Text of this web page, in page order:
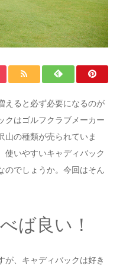
えると必ず必要になるのが
クはゴルフクラブメーカー
山の種類が売られていま
使いやすいキャディバック
のでしょうか。今回はそん
ば良い！
が、キャディバックは好き